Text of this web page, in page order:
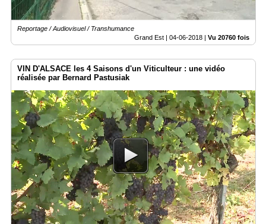
Reportage / Audiovisuel / Transhumance
Grand Est | 04-06-2018 | Vu 20760 fois
VIN D'ALSACE les 4 Saisons d'un Viticulteur : une vidéo
réalisée par Bernard Pastusiak